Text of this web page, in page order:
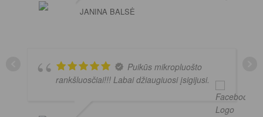
JANINA BALSĖ
Puikūs mikropluošto
rankšluosčiai!!! Labai džiaugiuosi įsigijusi.